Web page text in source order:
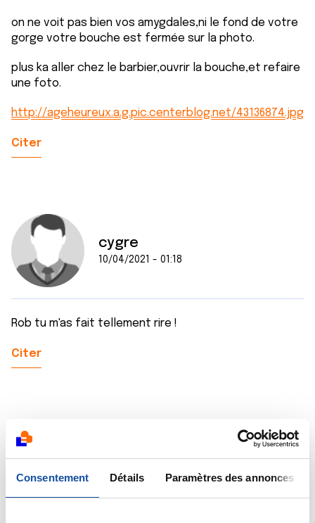
Consentement Détails Paramètres des annonces
on ne voit pas bien vos amygdales,ni le fond de votre
gorge votre bouche est fermée sur la photo.
plus ka aller chez le barbier,ouvrir la bouche,et refaire
une foto.
http://ageheureux.a.g.pic.centerblog.net/43136874.jpg
Citer
cygre
10/04/2021 - 01:18
Rob tu m'as fait tellement rire !
Citer